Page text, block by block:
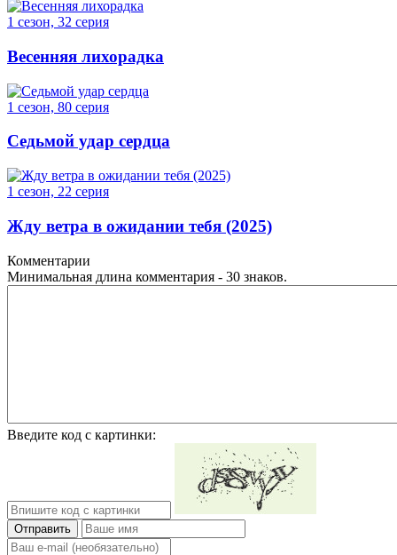
1 сезон, 32 серия
Весенняя лихорадка
1 сезон, 80 серия
Седьмой удар сердца
1 сезон, 22 серия
Жду ветра в ожидании тебя (2025)
Комментарии
Минимальная длина комментария - 30 знаков.
Введите код с картинки:
Отправить